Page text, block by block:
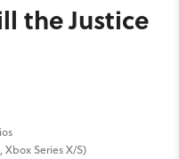
the Justice
Xbox Series X/S)